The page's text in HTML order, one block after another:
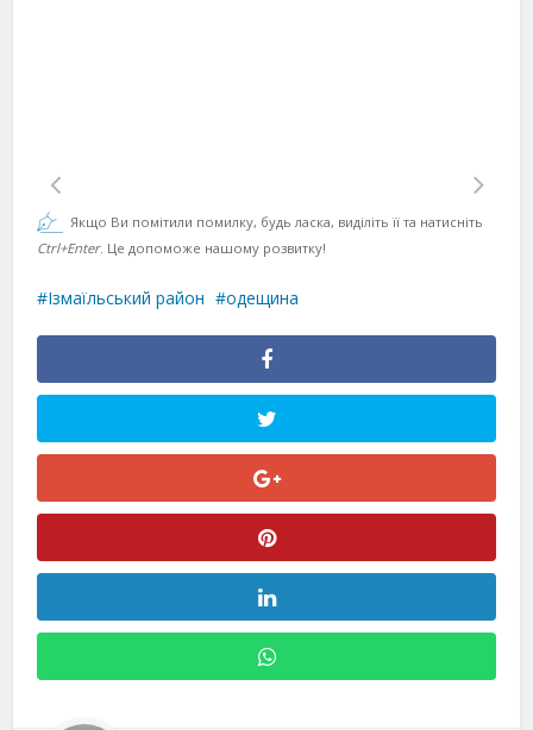
Якщо Ви помітили помилку, будь ласка, виділіть її та натисніть
Ctrl+Enter. Це допоможе нашому розвитку!
Ізмаїльський район одещина